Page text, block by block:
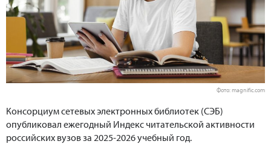
Фото: magnific.com
Консорциум сетевых электронных библиотек (СЭБ)
опубликовал ежегодный Индекс читательской активности
российских вузов за 2025-2026 учебный год.